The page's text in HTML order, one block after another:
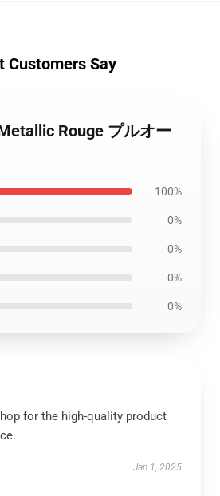
Customers Say
Rouge プルオー
100%
0%
0%
0%
0%
for the high-quality product
Jan 1, 2025